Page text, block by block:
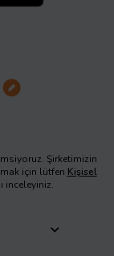
Şirketimizin
için lütfen Kişisel
inceleyiniz.